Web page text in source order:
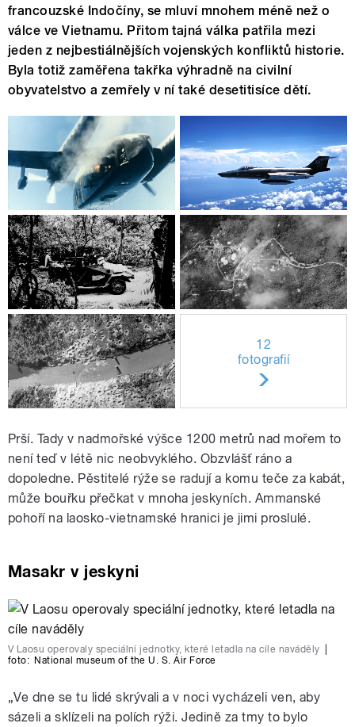
francouzské Indočíny, se mluví mnohem méně než o
válce ve Vietnamu. Přitom tajná válka patřila mezi
jeden z nejbestiálnějších vojenských konfliktů historie.
Byla totiž zaměřena takřka výhradně na civilní
obyvatelstvo a zemřely v ní také desetitisíce dětí.
12
fotografií
Prší. Tady v nadmořské výšce 1200 metrů nad mořem to
není teď v létě nic neobvyklého. Obzvlášť ráno a
dopoledne. Pěstitelé rýže se radují a komu teče za kabát,
může bouřku přečkat v mnoha jeskyních. Ammanské
pohoří na laosko-vietnamské hranici je jimi proslulé.
Masakr v jeskyni
V Laosu operovaly speciální jednotky, které letadla na cíle naváděly
foto: National museum of the U. S. Air Force
„Ve dne se tu lidé skrývali a v noci vycházeli ven, aby
sázeli a sklízeli na polích rýži. Jedině za tmy to bylo